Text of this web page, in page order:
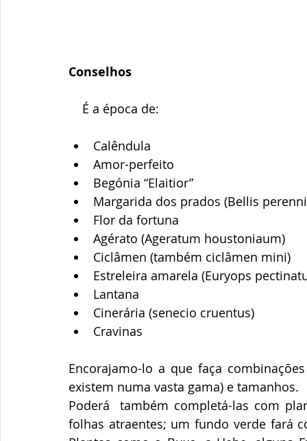
Conselhos
    É a época de:
Calêndula
Amor-perfeito
Begónia “Elaitior”
Margarida dos prados (Bellis
Flor da fortuna
Agérato (Ageratum houstoniaum)
Ciclâmen (também ciclâmen mini)
Estreleira amarela (Euryops
Lantana
Cinerária (senecio cruentus)
Cravinas
Encorajamo-lo a que faça
existem numa vasta gama) e tamanhos.
Poderá  também completá-las com
folhas atraentes; um fundo verde fará